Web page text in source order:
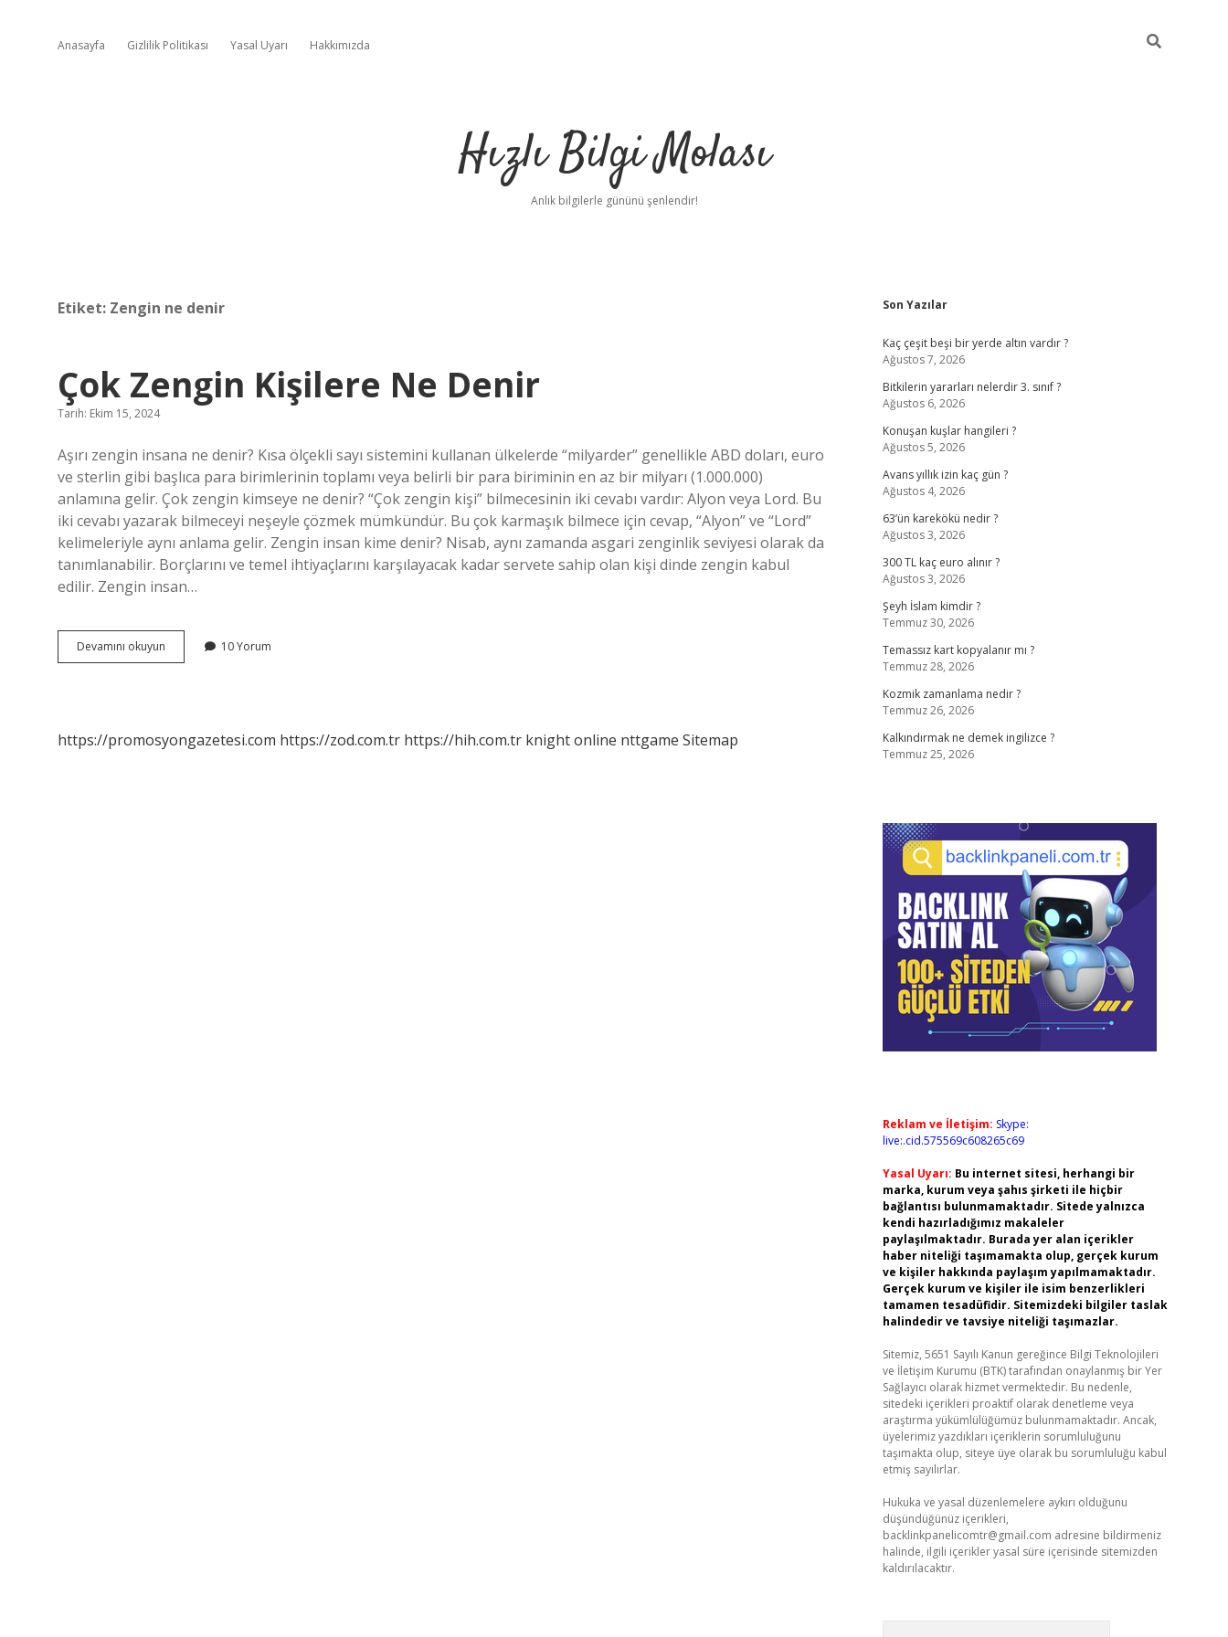
Anasayfa Gizlilik Politikası Yasal Uyarı Hakkımızda
Hızlı Bilgi Molası
Anlık bilgilerle gününü şenlendir!
Etiket: Zengin ne denir
Çok Zengin Kişilere Ne Denir
Tarih: Ekim 15, 2024
Aşırı zengin insana ne denir? Kısa ölçekli sayı sistemini kullanan ülkelerde “milyarder” genellikle ABD doları, euro
ve sterlin gibi başlıca para birimlerinin toplamı veya belirli bir para biriminin en az bir milyarı (1.000.000)
anlamına gelir. Çok zengin kimseye ne denir? “Çok zengin kişi” bilmecesinin iki cevabı vardır: Alyon veya Lord. Bu
iki cevabı yazarak bilmeceyi neşeyle çözmek mümkündür. Bu çok karmaşık bilmece için cevap, “Alyon” ve “Lord”
kelimeleriyle aynı anlama gelir. Zengin insan kime denir? Nisab, aynı zamanda asgari zenginlik seviyesi olarak da
tanımlanabilir. Borçlarını ve temel ihtiyaçlarını karşılayacak kadar servete sahip olan kişi dinde zengin kabul
edilir. Zengin insan…
Devamını okuyun
Zengin
10 Yorum
https://promosyongazetesi.com https://zod.com.tr https://hih.com.tr knight online nttgame Sitemap
Sidebar
Son Yazılar
Kaç çeşit beşi bir yerde altın vardır ?
Ağustos 7, 2026
Bitkilerin yararları nelerdir 3. sınıf ?
Ağustos 6, 2026
Konuşan kuşlar hangileri ?
Ağustos 5, 2026
Avans yıllık izin kaç gün ?
Ağustos 4, 2026
63’ün karekökü nedir ?
Ağustos 3, 2026
300 TL kaç euro alınır ?
Ağustos 3, 2026
Şeyh İslam kimdir ?
Temmuz 30, 2026
Temassız kart kopyalanır mı ?
Temmuz 28, 2026
Kozmik zamanlama nedir ?
Temmuz 26, 2026
Kalkındırmak ne demek ingilizce ?
Temmuz 25, 2026
Reklam ve İletişim: Skype:
live:.cid.575569c608265c69
Yasal Uyarı: Bu internet sitesi, herhangi bir
marka, kurum veya şahıs şirketi ile hiçbir
bağlantısı bulunmamaktadır. Sitede yalnızca
kendi hazırladığımız makaleler
paylaşılmaktadır. Burada yer alan içerikler
haber niteliği taşımamakta olup, gerçek kurum
ve kişiler hakkında paylaşım yapılmamaktadır.
Gerçek kurum ve kişiler ile isim benzerlikleri
tamamen tesadüfidir. Sitemizdeki bilgiler taslak
halindedir ve tavsiye niteliği taşımazlar.
Sitemiz, 5651 Sayılı Kanun gereğince Bilgi Teknolojileri
ve İletişim Kurumu (BTK) tarafından onaylanmış bir Yer
Sağlayıcı olarak hizmet vermektedir. Bu nedenle,
sitedeki içerikleri proaktif olarak denetleme veya
araştırma yükümlülüğümüz bulunmamaktadır. Ancak,
üyelerimiz yazdıkları içeriklerin sorumluluğunu
taşımakta olup, siteye üye olarak bu sorumluluğu kabul
etmiş sayılırlar.
Hukuka ve yasal düzenlemelere aykırı olduğunu
düşündüğünüz içerikleri,
backlinkpanelicomtr@gmail.com adresine bildirmeniz
halinde, ilgili içerikler yasal süre içerisinde sitemizden
kaldırılacaktır.